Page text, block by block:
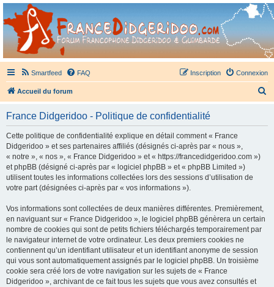
France Didgeridoo
Didgeridoo et Guimbarde sur France Didgeridoo - retrouvez la communauté.
Smartfeed FAQ Connexion
Inscription
Accueil du forum
France Didgeridoo - Politique de confidentialité
Cette politique de confidentialité explique en détail comment « France
Didgeridoo » et ses partenaires affiliés (désignés ci-après par « nous »,
« notre », « nos », « France Didgeridoo » et « https://francedidgeridoo.com »)
et phpBB (désigné ci-après par « logiciel phpBB » et « phpBB Limited »)
utilisent toutes les informations collectées lors des sessions d’utilisation de
votre part (désignées ci-après par « vos informations »).
Vos informations sont collectées de deux manières différentes. Premièrement,
en naviguant sur « France Didgeridoo », le logiciel phpBB génèrera un certain
nombre de cookies qui sont de petits fichiers téléchargés temporairement par
le navigateur internet de votre ordinateur. Les deux premiers cookies ne
contiennent qu’un identifiant utilisateur et un identifiant anonyme de session
qui vous sont automatiquement assignés par le logiciel phpBB. Un troisième
cookie sera créé lors de votre navigation sur les sujets de « France
Didgeridoo », archivant de ce fait tous les sujets que vous avez consultés et